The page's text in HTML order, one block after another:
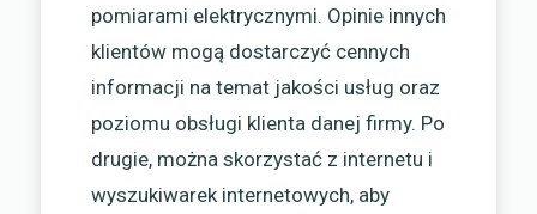
pomiarami elektrycznymi. Opinie innych
klientów mogą dostarczyć cennych
informacji na temat jakości usług oraz
poziomu obsługi klienta danej firmy. Po
drugie, można skorzystać z internetu i
wyszukiwarek internetowych, aby